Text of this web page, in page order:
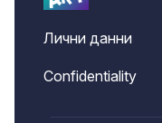
Лични данни
Confidentiality